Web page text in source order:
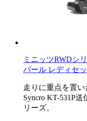
ミニッツRWDシ
パール レディセ
走りに重点を置
Syncro KT-531P
リーズ。